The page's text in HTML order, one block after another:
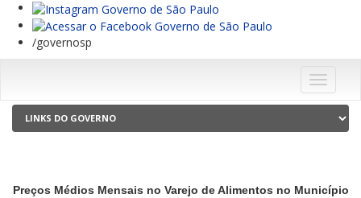
/governosp
Menu
Preços Médios Mensais no Varejo de Alimentos no Município